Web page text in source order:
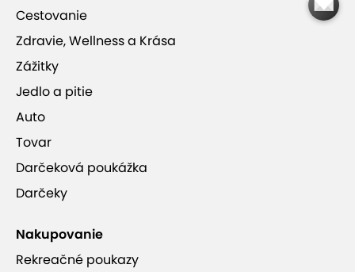
Thai La Flora
Cestovanie
Zdravie, Wellness a Krása
Zážitky
Jedlo a pitie
Auto
Tovar
Darčeková poukážka
Darčeky
Nakupovanie
Rekreačné poukazy